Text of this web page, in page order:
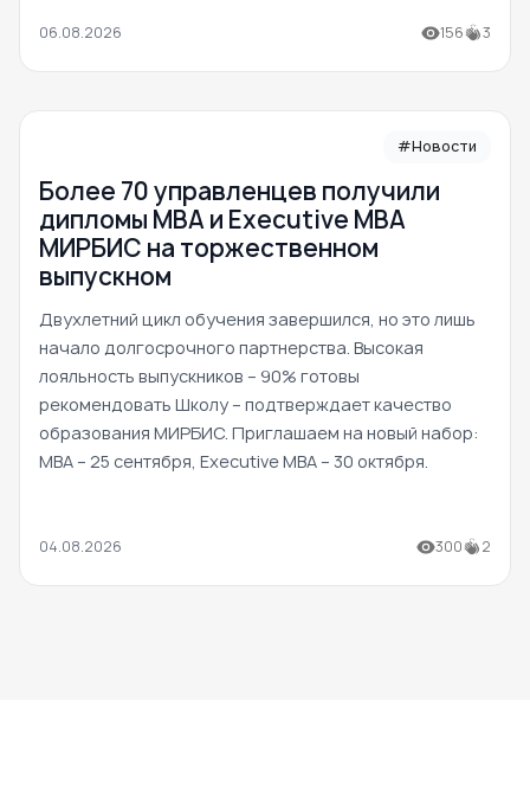
06.08.2026 156 3
#Новости
Более 70 управленцев получили
дипломы MBA и Executive MBA
МИРБИС на торжественном
выпускном
Двухлетний цикл обучения завершился, но это лишь
начало долгосрочного партнерства. Высокая
лояльность выпускников – 90% готовы
рекомендовать Школу – подтверждает качество
образования МИРБИС. Приглашаем на новый набор:
MBA – 25 сентября, Executive MBA – 30 октября.
04.08.2026 300 2